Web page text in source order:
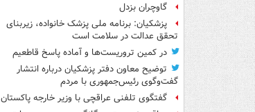
گاوچران بزدل
پزشکیان: برنامه ملی پزشک خانواده، زیربنای
تحقق عدالت در سلامت است
در کمین تروریست‌ها و آماده پاسخ قاطعیم
توضیح معاون دفتر پزشکیان درباره انتشار
گفت‌وگوی رئیس‌جمهوری با مردم
گفتگوی تلفنی عراقچی با وزیر خارجه پاکستان